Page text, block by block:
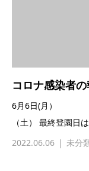
コロナ感染者
6月6日(月） 未
（土） 最終登園
2022.06.06
未分